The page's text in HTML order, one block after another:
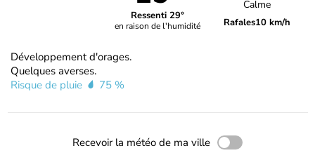
Ressenti 29°
en raison de l'humidité
Calme
Rafales10 km/h
Développement d'orages.
Quelques averses.
Risque de pluie
75 %
Recevoir la météo de ma ville